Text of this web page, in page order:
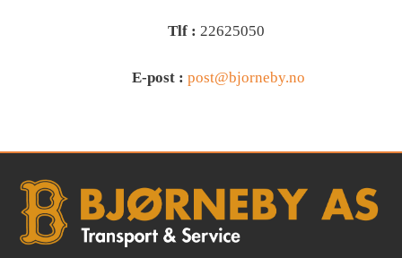
Tlf : 22625050
E-post : post@bjorneby.no